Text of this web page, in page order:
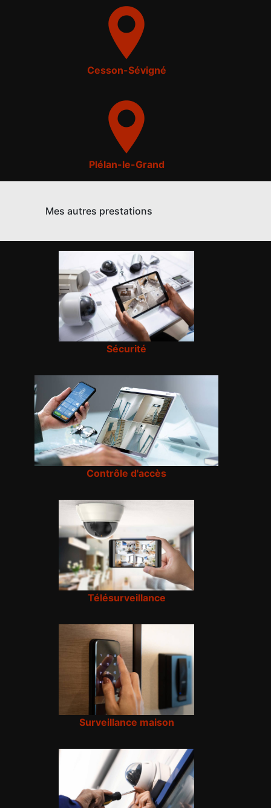
Cesson-Sévigné
Plélan-le-Grand
Mes autres prestations
Sécurité
Contrôle d'accès
Télésurveillance
Surveillance maison